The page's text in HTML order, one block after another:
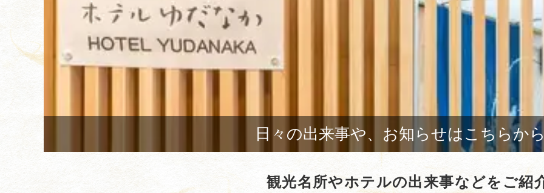
日々の出来事や、お知らせはこちらか
観光名所やホテルの出来事などをご紹